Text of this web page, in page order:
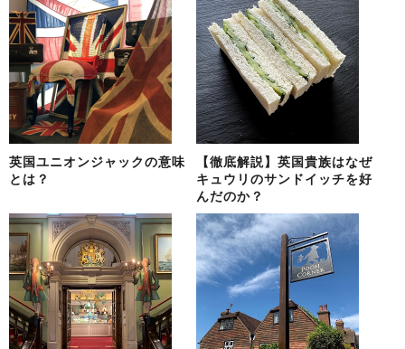
英国ユニオンジャックの意味
とは？
【徹底解説】英国貴族はなぜ
キュウリのサンドイッチを好
んだのか？